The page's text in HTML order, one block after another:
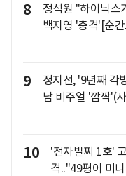
8
정석원 "하이닉스
백지영 '충격'[순
9
정지선, '9년째 각
남 비주얼 '깜짝'(
10
'전자발찌 1호'
격.."49평이 미